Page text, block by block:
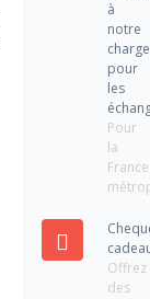
à
notre
charge
pour
les
Pour
la
France
Offrez
des